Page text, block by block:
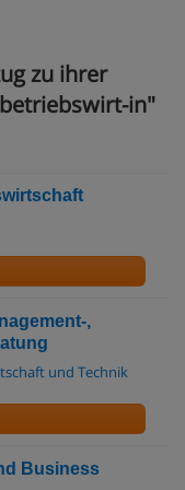
zu ihrer
in"
,
und Technik
Business